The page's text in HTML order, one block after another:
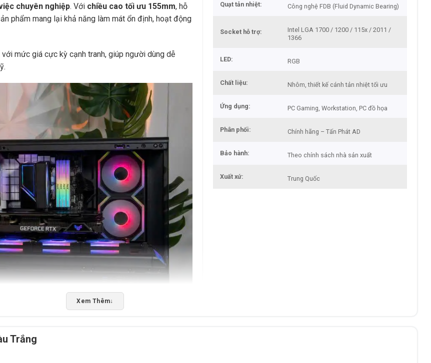
chuyên nghiệp. Với chiều cao tối ưu 155mm, hỗ
phẩm mang lại khả năng làm mát ổn định, hoạt động
với mức giá cực kỳ cạnh tranh, giúp người dùng dễ
Phát Ad hotline: 0949579078 – 0888195969
Quạt tản nhiệt Công nghệ FDB (Fluid Dynamic Bearing)
Socket hỗ trợ
Intel LGA 1700 / 1200 / 115x / 2011 /
1366
LED RGB
Chất liệu Nhôm, thiết kế cánh tản nhiệt tối ưu
Ứng dụng PC Gaming, Workstation, PC đồ họa
Phân phối Chính hãng – Tấn Phát AD
Bảo hành Theo chính sách nhà sản xuất
Xuất xứ Trung Quốc
Xem Thêm↓
Trắng